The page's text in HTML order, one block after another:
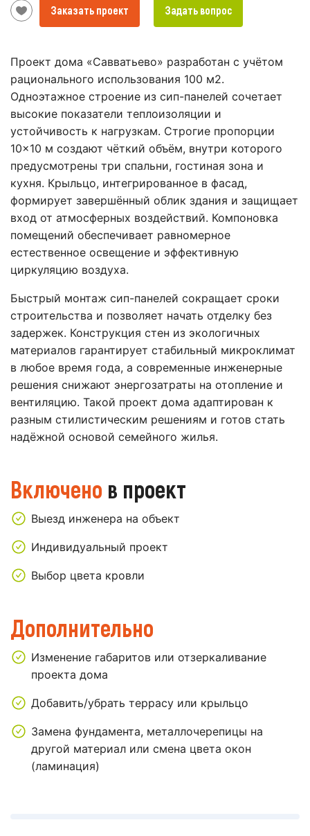
Заказать проект Задать вопрос
Проект дома «Савватьево» разработан с учётом
рационального использования 100 м2.
Одноэтажное строение из сип-панелей сочетает
высокие показатели теплоизоляции и
устойчивость к нагрузкам. Строгие пропорции
10×10 м создают чёткий объём, внутри которого
предусмотрены три спальни, гостиная зона и
кухня. Крыльцо, интегрированное в фасад,
формирует завершённый облик здания и защищает
вход от атмосферных воздействий. Компоновка
помещений обеспечивает равномерное
естественное освещение и эффективную
циркуляцию воздуха.
Быстрый монтаж сип-панелей сокращает сроки
строительства и позволяет начать отделку без
задержек. Конструкция стен из экологичных
материалов гарантирует стабильный микроклимат
в любое время года, а современные инженерные
решения снижают энергозатраты на отопление и
вентиляцию. Такой проект дома адаптирован к
разным стилистическим решениям и готов стать
надёжной основой семейного жилья.
Включено в проект
Выезд инженера на объект
Индивидуальный проект
Выбор цвета кровли
Дополнительно
Изменение габаритов или отзеркаливание
проекта дома
Добавить/убрать террасу или крыльцо
Замена фундамента, металлочерепицы на
другой материал или смена цвета окон
(ламинация)